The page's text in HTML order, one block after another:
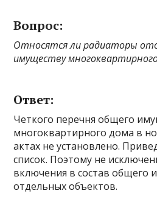
Вопрос:
Относятся ли радиаторы
имуществу
Ответ:
Четкого перечня общего
многоквартирного дома в
актах не установлено.
список. Поэтому не
включения в состав общего
отдельных объектов.